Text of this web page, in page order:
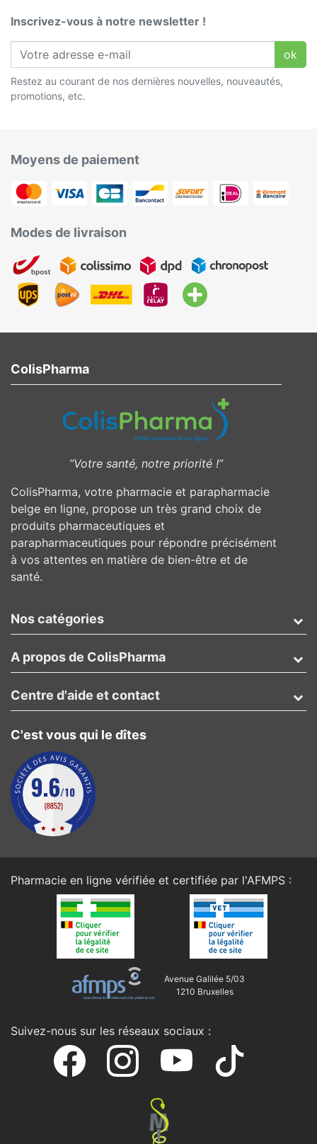
Inscrivez-vous à notre newsletter !
ok
Restez au courant de nos dernières nouvelles, nouveautés,
promotions, etc.
Moyens de paiement
Modes de livraison
ColisPharma
”Votre santé, notre priorité !”
ColisPharma, votre pharmacie et parapharmacie
belge en ligne, propose un très grand choix de
produits pharmaceutiques et
parapharmaceutiques pour répondre précisément
à vos attentes en matière de bien-être et de
santé.
Nos catégories
A propos de ColisPharma
C'est vous qui le dîtes
Centre d'aide et contact
Pharmacie en ligne vérifiée et certifiée par l'AFMPS :
Avenue Galilée 5/03
1210 Bruxelles
Suivez-nous sur les réseaux sociaux :